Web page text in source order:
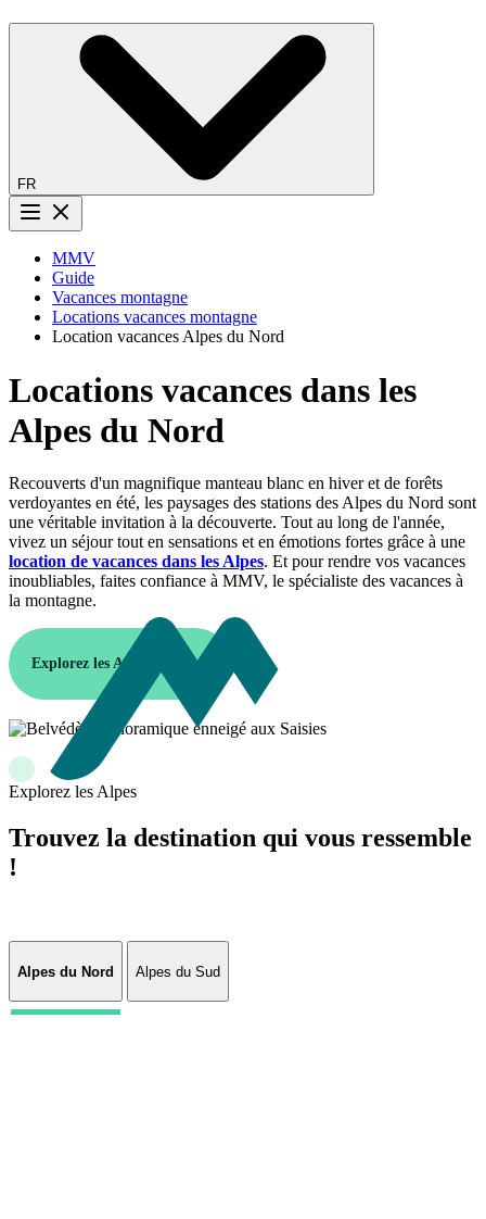
FR
Bouton menu
MMV
Guide
Vacances montagne
Locations vacances montagne
Location vacances Alpes du Nord
Locations vacances dans les
Alpes du Nord
Recouverts d'un magnifique manteau blanc en hiver et de forêts
verdoyantes en été, les paysages des stations des Alpes du Nord sont
une véritable invitation à la découverte. Tout au long de l'année,
vivez un séjour tout en sensations et en émotions fortes grâce à une
location de vacances dans les Alpes. Et pour rendre vos vacances
inoubliables, faites confiance à MMV, le spécialiste des vacances à
la montagne.
Explorez les Alpes du Nord
Explorez les Alpes
Trouvez la destination qui vous ressemble
!
Alpes du Nord Alpes du Sud